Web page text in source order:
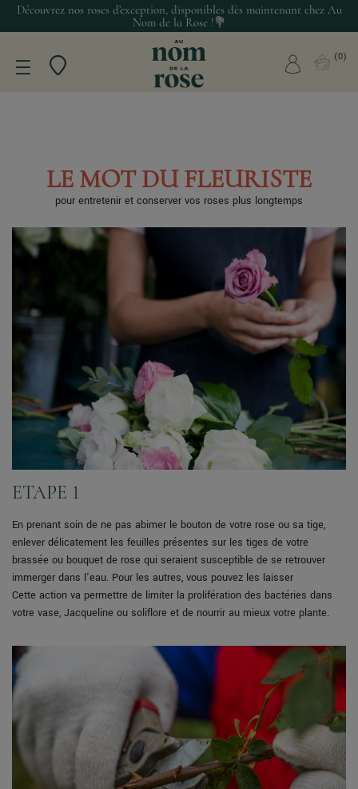
Découvrez nos roses d’exception, disponibles dès maintenant chez Au
Nom de la Rose !💐
0
LE MOT DU FLEURISTE
pour entretenir et conserver vos roses plus longtemps
ETAPE 1
En prenant soin de ne pas abimer le bouton de votre rose ou sa tige,
enlever délicatement les feuilles présentes sur les tiges de votre
brassée ou bouquet de rose qui seraient susceptible de se retrouver
immerger dans l'eau. Pour les autres, vous pouvez les laisser
Cette action va permettre de limiter la prolifération des bactéries dans
votre vase, Jacqueline ou soliflore et de nourrir au mieux votre plante.